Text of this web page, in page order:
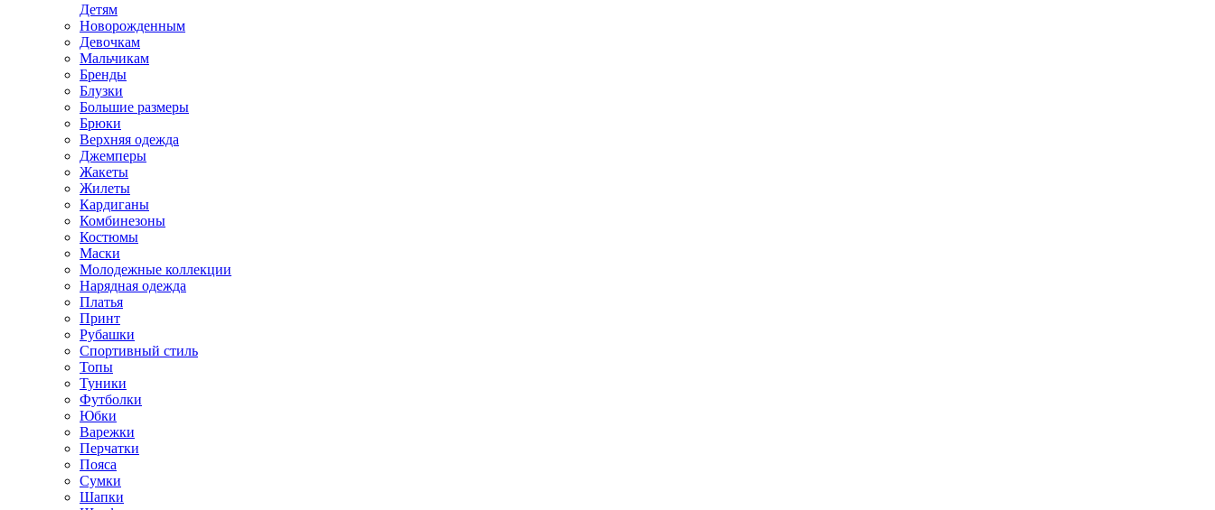
Детям
Новорожденным
Девочкам
Мальчикам
Бренды
Блузки
Большие размеры
Брюки
Верхняя одежда
Джемперы
Жакеты
Жилеты
Кардиганы
Комбинезоны
Костюмы
Маски
Молодежные коллекции
Нарядная одежда
Платья
Принт
Рубашки
Спортивный стиль
Топы
Туники
Футболки
Юбки
Варежки
Перчатки
Пояса
Сумки
Шапки